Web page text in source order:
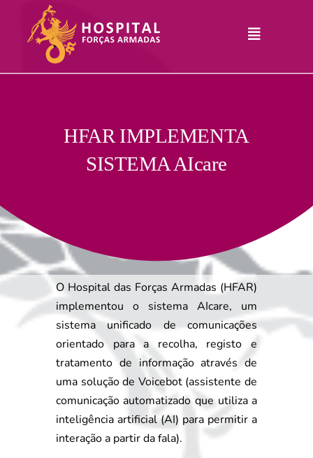
content
Toggle
Serviços
Comunicação
RHLogin
HFAR IMPLEMENTA
SISTEMA AIcare
O Hospital das Forças Armadas (HFAR)
implementou o sistema AIcare, um
sistema unificado de comunicações
orientado para a recolha, registo e
tratamento de informação através de
uma solução de Voicebot (assistente de
comunicação automatizado que utiliza a
inteligência artificial (AI) para permitir a
interação a partir da fala).